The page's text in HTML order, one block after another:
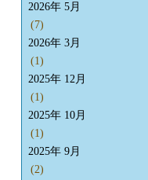
2026年 5月
(7)
2026年 3月
(1)
2025年 12月
(1)
2025年 10月
(1)
2025年 9月
(2)